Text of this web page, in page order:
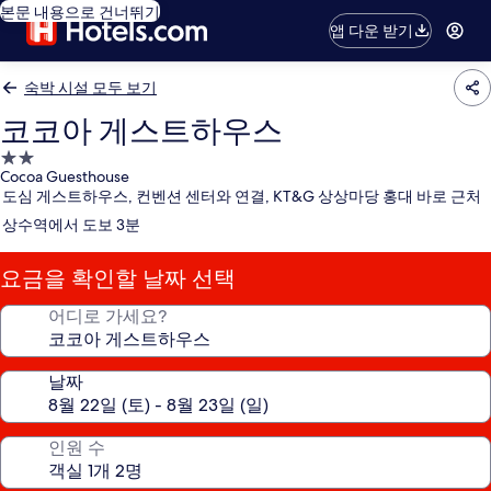
본문 내용으로 건너뛰기
앱 다운 받기
숙박 시설 모두 보기
코코아 게스트하우스
2.0
성
급
숙
박
시
설
Cocoa Guesthouse
도심 게스트하우스, 컨벤션 센터와 연결, KT&G 상상마당 홍대 바로 근처
상수역에서 도보 3분
요금을 확인할 날짜 선택
어디로 가세요?
날짜
인원 수